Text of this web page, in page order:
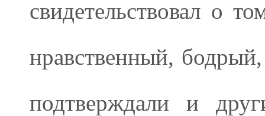
свидетельствовал о
нравственный,
подтверждали и